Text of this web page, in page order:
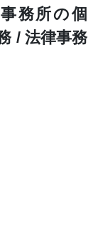
務所の個
/ 法律事務